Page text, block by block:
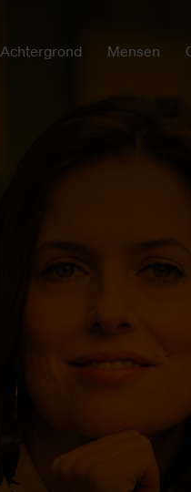
Achtergrond Mensen